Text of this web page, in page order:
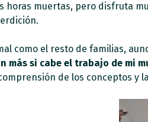
horas muertas, pero disfruta
como el resto de familias,
más si cabe el trabajo de mi
de los conceptos y